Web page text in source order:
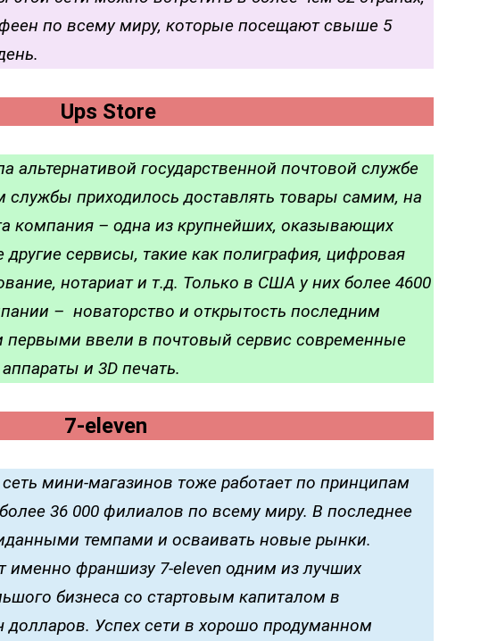
по всему миру, которые посещают свыше 5
Ups Store
альтернативой государственной почтовой службе
приходилось доставлять товары самим, на
компания – одна из крупнейших, оказывающих
другие сервисы, такие как полиграфия, цифровая
нотариат и т.д. Только в США у них более 4600
– новаторство и открытость последним
первыми ввели в почтовый сервис современные
и 3D печать.
7-eleven
мини-магазинов тоже работает по принципам
36 000 филиалов по всему миру. В последнее
темпами и осваивать новые рынки.
именно франшизу 7-eleven одним из лучших
бизнеса со стартовым капиталом в
долларов. Успех сети в хорошо продуманном